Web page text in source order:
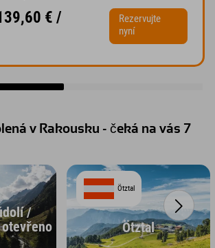
€ /
Rezervujte
nyní
v Rakousku - čeká na vás 7
/
otevřeno
Ötztal
Ötztal